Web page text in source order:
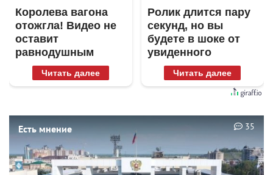
Королева вагона
отожгла! Видео не
оставит
равнодушным
Читать далее
Ролик длится пару
секунд, но вы
будете в шоке от
увиденного
Читать далее
Есть мнение 35